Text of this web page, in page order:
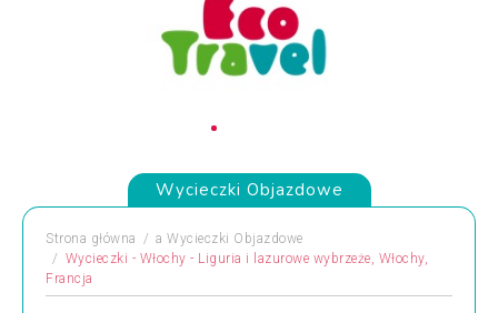
Wycieczki Objazdowe
Strona główna a Wycieczki Objazdowe
Wycieczki - Włochy - Liguria i lazurowe wybrzeże, Włochy,
Francja